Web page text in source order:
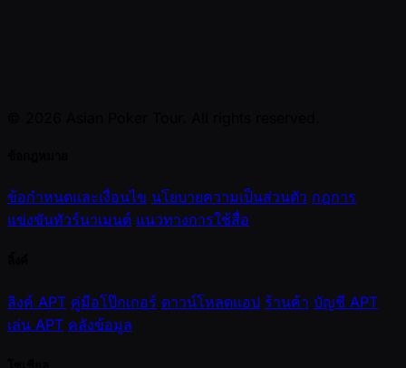
ข้อกำหนดและเงื่อนไข นโยบายความเป็นส่วนตัว กฎการ
แข่งขันทัวร์นาเมนต์ แนวทางการใช้สื่อ
ลิงค์ APT คู่มือโป๊กเกอร์ ดาวน์โหลดแอป ร้านค้า บัญชี APT
เล่น APT คลังข้อมูล